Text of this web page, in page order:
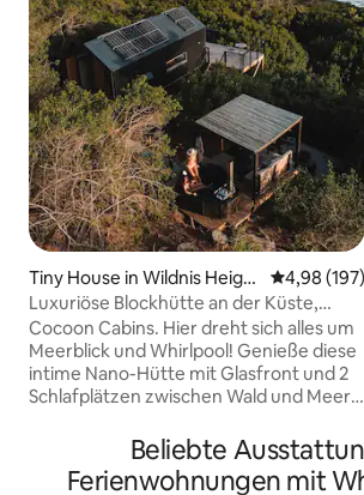
Tiny House in Wildnis Height
s
4,98 (197)
Luxuriöse Blockhütte an der Küste,
Wildnis
Cocoon Cabins. Hier dreht sich alles um
Meerblick und Whirlpool! Genieße diese
intime Nano-Hütte mit Glasfront und 2
Schlafplätzen zwischen Wald und Meer.
Bett, einer kompakten, aber
funktionalen Küche und einem offenen
Badezimmer (ohne Tür). Hier findest du
Beliebte
Ferienwohnungen mit